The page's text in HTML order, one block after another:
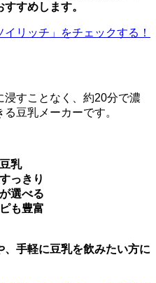
すめします。
リッチ」をチェックする！
浸すことなく、約20分で濃
豆乳メーカーです。
乳
っきり
選べる
も豊富
手軽に豆乳を飲みたい方に